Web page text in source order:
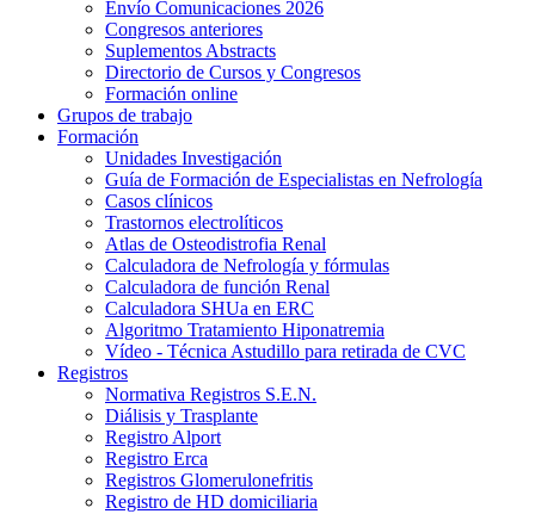
Envío Comunicaciones 2026
Congresos anteriores
Suplementos Abstracts
Directorio de Cursos y Congresos
Formación online
Grupos de trabajo
Formación
Unidades Investigación
Guía de Formación de Especialistas en Nefrología
Casos clínicos
Trastornos electrolíticos
Atlas de Osteodistrofia Renal
Calculadora de Nefrología y fórmulas
Calculadora de función Renal
Calculadora SHUa en ERC
Algoritmo Tratamiento Hiponatremia
Vídeo - Técnica Astudillo para retirada de CVC
Registros
Normativa Registros S.E.N.
Diálisis y Trasplante
Registro Alport
Registro Erca
Registros Glomerulonefritis
Registro de HD domiciliaria